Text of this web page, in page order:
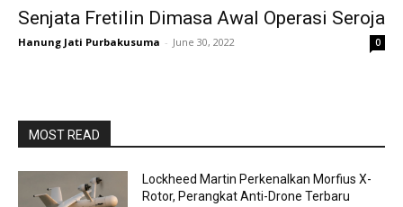
Senjata Fretilin Dimasa Awal Operasi Seroja
Hanung Jati Purbakusuma - June 30, 2022 0
MOST READ
Lockheed Martin Perkenalkan Morfius X-
Rotor, Perangkat Anti-Drone Terbaru